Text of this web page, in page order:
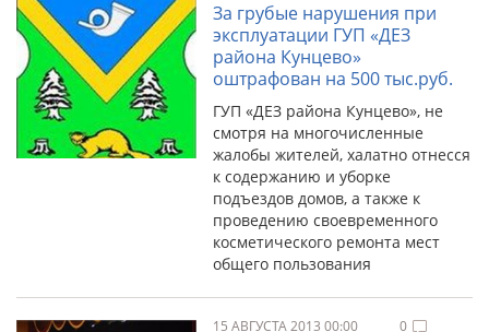
За грубые нарушения при
эксплуатации ГУП «ДЕЗ
района Кунцево»
оштрафован на 500 тыс.руб.
ГУП «ДЕЗ района Кунцево», не
смотря на многочисленные
жалобы жителей, халатно отнесся
к содержанию и уборке
подъездов домов, а также к
проведению своевременного
косметического ремонта мест
общего пользования
15 АВГУСТА 2013 00:00 0